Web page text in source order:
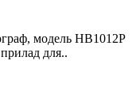
модель HB1012P
для..